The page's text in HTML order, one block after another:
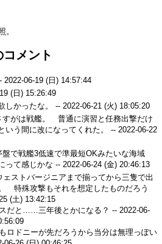
。
メント
2022-06-19 (日) 14:57:44
(日) 15:26:49
しかったな。 -- 2022-06-21 (火) 18:05:20
すがは戦艦。 普通に演習と任務出撃だけ
いう間に改になってくれた。 -- 2022-06-22
で戦艦3低速で準最短OKみたいな海域
って感じかな -- 2022-06-24 (金) 20:46:13
ェストバージニアまで揃ってから三隻で出
特殊攻撃もそれを想定したものだろう
(土) 13:42:15
だと……三年後とかになる？ -- 2022-06-
ロドニーが先だろうから当分は無理っぽい